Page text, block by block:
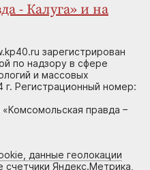
- Калуга» и на
зарегистрирован
по надзору в сфере
и массовых
г. Регистрационный номер:
правда –
данные геолокации
счетчики Яндекс.Метрика,